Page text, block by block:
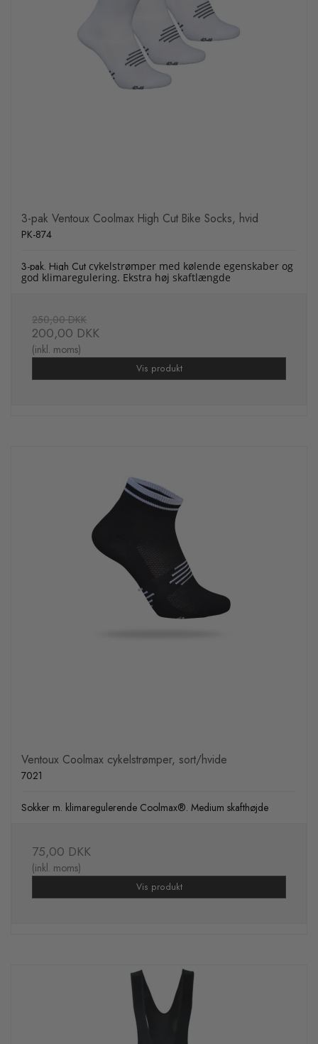
3-pak Ventoux Coolmax High Cut Bike Socks, hvid
PK-874
3-pak. High Cut cykelstrømper med kølende egenskaber og
god klimaregulering. Ekstra høj skaftlængde
250,00 DKK
200,00 DKK
(inkl. moms)
Vis produkt
Ventoux Coolmax cykelstrømper, sort/hvide
7021
Sokker m. klimaregulerende Coolmax®. Medium skafthøjde
75,00 DKK
(inkl. moms)
Vis produkt